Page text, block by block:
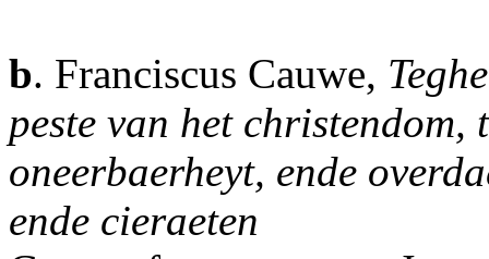
b. Franciscus Cauwe,
peste van het christendom,
oneerbaerheyt, ende
ende cieraeten